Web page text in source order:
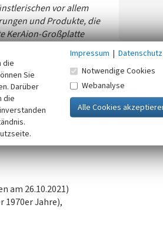
vor allem
und Produkte, die
KerAion-Großplatte
Verwendung
am Marlene-Dietrich-
Architekten Renzo
aber am
Museum
am 26.10.2021)
1970er Jahre),
die
Sie
Darüber
die
Impressum | Datenschutz
Notwendige Cookies
Webanalyse